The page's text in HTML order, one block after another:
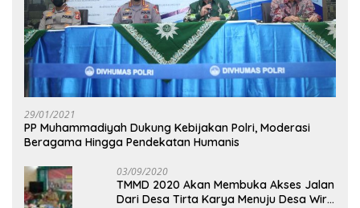
29/01/2021
PP Muhammadiyah Dukung Kebijakan Polri, Moderasi
Beragama Hingga Pendekatan Humanis
03/09/2020
TMMD 2020 Akan Membuka Akses Jalan
Dari Desa Tirta Karya Menuju Desa Wira